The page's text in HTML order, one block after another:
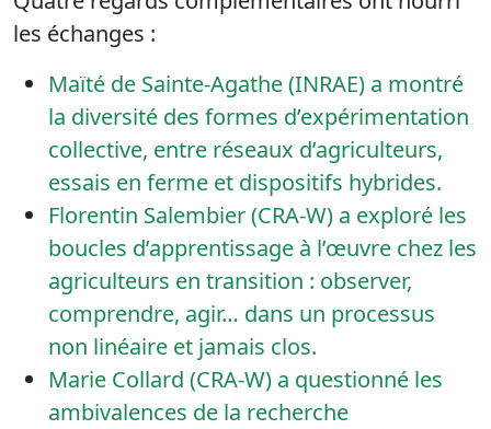
les échanges :
Maïté de Sainte-Agathe (INRAE) a montré
la diversité des formes d’expérimentation
collective, entre réseaux d’agriculteurs,
essais en ferme et dispositifs hybrides.
Florentin Salembier (CRA-W) a exploré les
boucles d’apprentissage à l’œuvre chez les
agriculteurs en transition : observer,
comprendre, agir… dans un processus
non linéaire et jamais clos.
Marie Collard (CRA-W) a questionné les
ambivalences de la recherche